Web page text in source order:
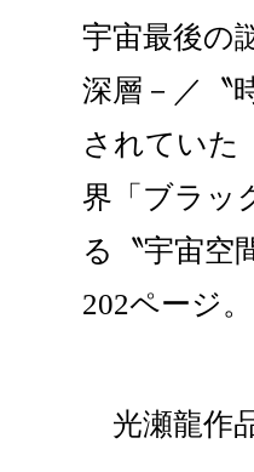
宇宙最後の
深層－／〝
されていた
界「ブラッ
る〝宇宙空
202ページ。
光瀬龍作